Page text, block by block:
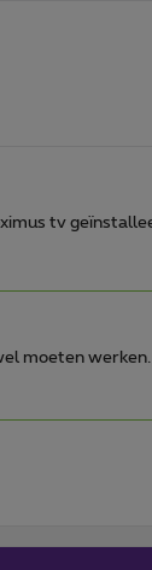
tv
moeten werken.